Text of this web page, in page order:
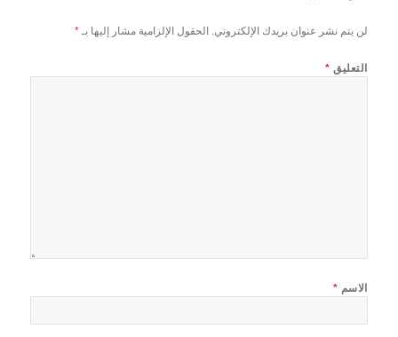
لن يتم نشر عنوان بريدك الإلكتروني. الحقول الإلزامية مشار إليها بـ*
التعليق *
الاسم *